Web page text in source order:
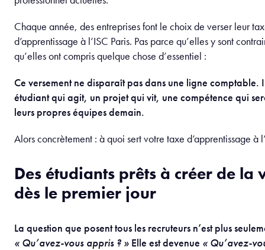
Chaque année, des entreprises font le choix de verser leur
d’apprentissage à l’ISC Paris. Pas parce qu’elles y sont
qu’elles ont compris quelque chose d’essentiel :
Ce versement ne disparaît pas dans une ligne comptable.
étudiant qui agit, un projet qui vit, une compétence qui
leurs propres équipes demain.
Alors concrètement : à quoi sert votre taxe d’apprentissage à
Des étudiants prêts à créer de la
dès le premier jour
La question que posent tous les recruteurs n’est plus
« Qu’avez-vous appris ? » Elle est devenue « Qu’avez-